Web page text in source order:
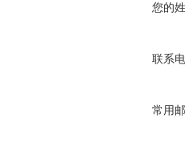
您的
联系
常用